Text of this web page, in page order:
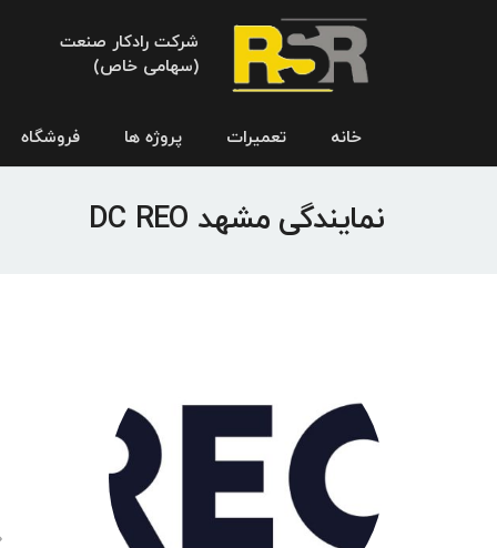
شرکت رادکار صنعت
(سهامی خاص)
خانه تعمیرات پروژه ها فروشگاه
نمایندگی مشهد DC REO